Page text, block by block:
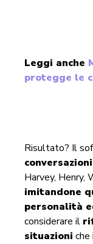
Leggi anche
protegge le
Risultato? Il
Harvey, Henry,
imitandone
personalità
considerare il
situazioni che